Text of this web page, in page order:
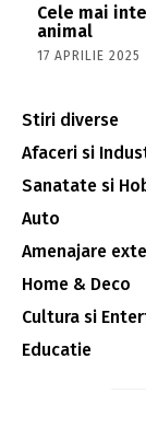
Cele mai
animal
17 APRILIE 2025
Stiri diverse
Afaceri si
Sanatate si
Auto
Amenajare
Home & Deco
Cultura si
Educatie